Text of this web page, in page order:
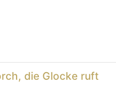
die Glocke ruft